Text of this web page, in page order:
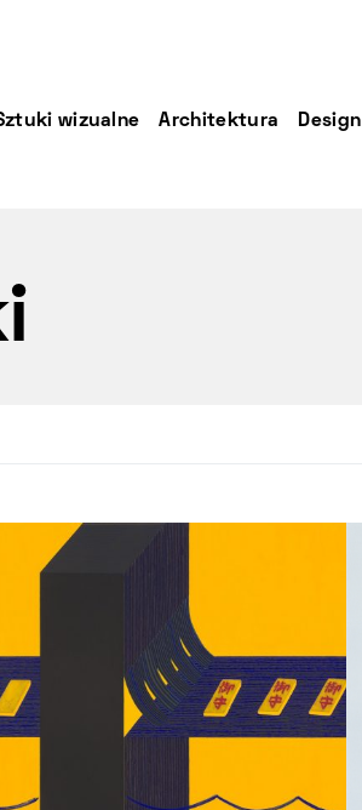
wizualne Architektura Design